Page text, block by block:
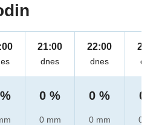
21:00
dnes
0 %
0 mm
22:00
dnes
0 %
0 mm
23:00
dnes
0 %
0 mm